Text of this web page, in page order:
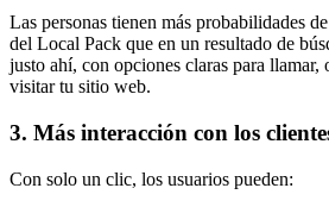
Las personas tienen más probabilidades
del Local Pack que en un resultado de
justo ahí, con opciones claras para llamar,
visitar tu sitio web.
3. Más interacción con los
Con solo un clic, los usuarios pueden: